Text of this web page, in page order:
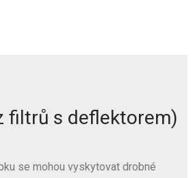
filtrů s deflektorem)
se mohou vyskytovat drobné